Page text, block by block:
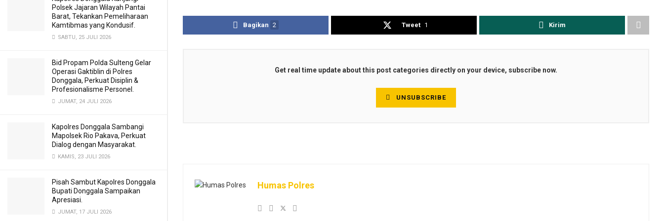
Polsek Jajaran Wilayah Pantai
Barat, Tekankan Pemeliharaan
Kamtibmas yang Kondusif.
SABTU, 25 JULI 2026
Bid Propam Polda Sulteng Gelar
Operasi Gaktiblin di Polres
Donggala, Perkuat Disiplin &
Profesionalisme Personel.
JUMAT, 24 JULI 2026
Kapolres Donggala Sambangi
Mapolsek Rio Pakava, Perkuat
Dialog dengan Masyarakat.
KAMIS, 23 JULI 2026
Pisah Sambut Kapolres Donggala
Bupati Donggala Sampaikan
Apresiasi.
JUMAT, 17 JULI 2026
Bagikan 2 Tweet 1 Kirim
Get real time update about this post categories directly on your device, subscribe now.
UNSUBSCRIBE
Humas Polres